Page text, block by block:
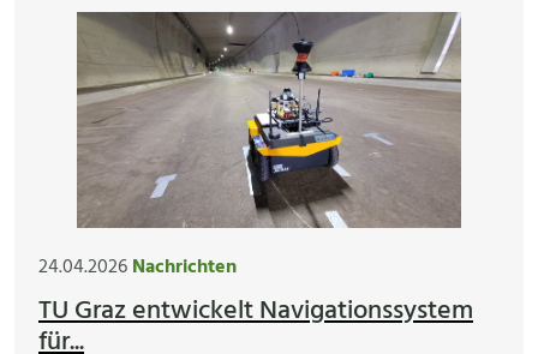
24.04.2026Nachrichten
TU Graz entwickelt Navigationssystem
für...